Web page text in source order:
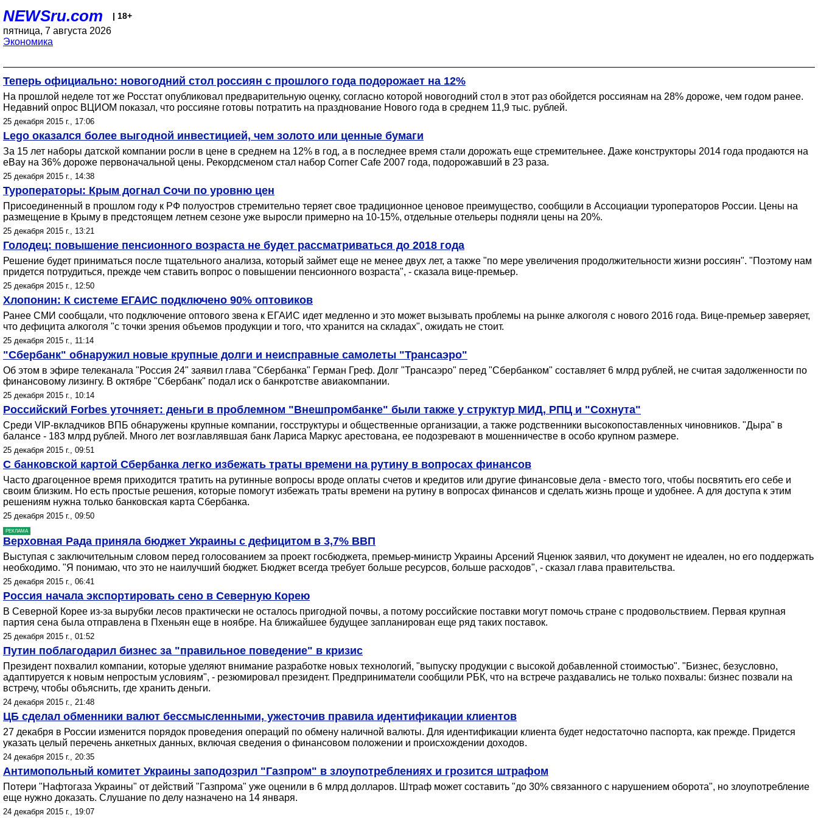
NEWSru.com | 18+
пятница, 7 августа 2026
Экономика
Теперь официально: новогодний стол россиян с прошлого года подорожает на 12%
На прошлой неделе тот же Росстат опубликовал предварительную оценку, согласно которой новогодний стол в этот раз обойдется россиянам на 28% дороже, чем годом ранее.
Недавний опрос ВЦИОМ показал, что россияне готовы потратить на празднование Нового года в среднем 11,9 тыс. рублей.
25 декабря 2015 г., 17:06
Lego оказался более выгодной инвестицией, чем золото или ценные бумаги
За 15 лет наборы датской компании росли в цене в среднем на 12% в год, а в последнее время стали дорожать еще стремительнее. Даже конструкторы 2014 года продаются на
eBay на 36% дороже первоначальной цены. Рекордсменом стал набор Corner Cafe 2007 года, подорожавший в 23 раза.
25 декабря 2015 г., 14:38
Туроператоры: Крым догнал Сочи по уровню цен
Присоединенный в прошлом году к РФ полуостров стремительно теряет свое традиционное ценовое преимущество, сообщили в Ассоциации туроператоров России. Цены на
размещение в Крыму в предстоящем летнем сезоне уже выросли примерно на 10-15%, отдельные отельеры подняли цены на 20%.
25 декабря 2015 г., 13:21
Голодец: повышение пенсионного возраста не будет рассматриваться до 2018 года
Решение будет приниматься после тщательного анализа, который займет еще не менее двух лет, а также "по мере увеличения продолжительности жизни россиян". "Поэтому нам
придется потрудиться, прежде чем ставить вопрос о повышении пенсионного возраста", - сказала вице-премьер.
25 декабря 2015 г., 12:50
Хлопонин: К системе ЕГАИС подключено 90% оптовиков
Ранее СМИ сообщали, что подключение оптового звена к ЕГАИС идет медленно и это может вызывать проблемы на рынке алкоголя с нового 2016 года. Вице-премьер заверяет,
что дефицита алкоголя "с точки зрения объемов продукции и того, что хранится на складах", ожидать не стоит.
25 декабря 2015 г., 11:14
"Сбербанк" обнаружил новые крупные долги и неисправные самолеты "Трансаэро"
Об этом в эфире телеканала "Россия 24" заявил глава "Сбербанка" Герман Греф. Долг "Трансаэро" перед "Сбербанком" составляет 6 млрд рублей, не считая задолженности по
финансовому лизингу. В октябре "Сбербанк" подал иск о банкротстве авиакомпании.
25 декабря 2015 г., 10:14
Российский Forbes уточняет: деньги в проблемном "Внешпромбанке" были также у структур МИД, РПЦ и "Сохнута"
Среди VIP-вкладчиков ВПБ обнаружены крупные компании, госструктуры и общественные организации, а также родственники высокопоставленных чиновников. "Дыра" в
балансе - 183 млрд рублей. Много лет возглавлявшая банк Лариса Маркус арестована, ее подозревают в мошенничестве в особо крупном размере.
25 декабря 2015 г., 09:51
С банковской картой Сбербанка легко избежать траты времени на рутину в вопросах финансов
Часто драгоценное время приходится тратить на рутинные вопросы вроде оплаты счетов и кредитов или другие финансовые дела - вместо того, чтобы посвятить его себе и
своим близким. Но есть простые решения, которые помогут избежать траты времени на рутину в вопросах финансов и сделать жизнь проще и удобнее. А для доступа к этим
решениям нужна только банковская карта Сбербанка.
25 декабря 2015 г., 09:50
РЕКЛАМА
Верховная Рада приняла бюджет Украины с дефицитом в 3,7% ВВП
Выступая с заключительным словом перед голосованием за проект госбюджета, премьер-министр Украины Арсений Яценюк заявил, что документ не идеален, но его поддержать
необходимо. "Я понимаю, что это не наилучший бюджет. Бюджет всегда требует больше ресурсов, больше расходов", - сказал глава правительства.
25 декабря 2015 г., 06:41
Россия начала экспортировать сено в Северную Корею
В Северной Корее из-за вырубки лесов практически не осталось пригодной почвы, а потому российские поставки могут помочь стране с продовольствием. Первая крупная
партия сена была отправлена в Пхеньян еще в ноябре. На ближайшее будущее запланирован еще ряд таких поставок.
25 декабря 2015 г., 01:52
Путин поблагодарил бизнес за "правильное поведение" в кризис
Президент похвалил компании, которые уделяют внимание разработке новых технологий, "выпуску продукции с высокой добавленной стоимостью". "Бизнес, безусловно,
адаптируется к новым непростым условиям", - резюмировал президент. Предприниматели сообщили РБК, что на встрече раздавались не только похвалы: бизнес позвали на
встречу, чтобы объяснить, где хранить деньги.
24 декабря 2015 г., 21:48
ЦБ сделал обменники валют бессмысленными, ужесточив правила идентификации клиентов
27 декабря в России изменится порядок проведения операций по обмену наличной валюты. Для идентификации клиента будет недостаточно паспорта, как прежде. Придется
указать целый перечень анкетных данных, включая сведения о финансовом положении и происхождении доходов.
24 декабря 2015 г., 20:35
Антимопольный комитет Украины заподозрил "Газпром" в злоупотреблениях и грозится штрафом
Потери "Нафтогаза Украины" от действий "Газпрома" уже оценили в 6 млрд долларов. Штраф может составить "до 30% связанного с нарушением оборота", но злоупотребление
еще нужно доказать. Слушание по делу назначено на 14 января.
24 декабря 2015 г., 19:07